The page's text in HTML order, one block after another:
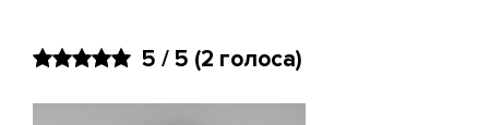
5 / 5 (2 голоса)